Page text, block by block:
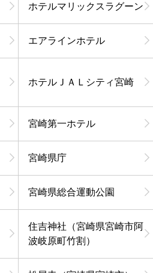
ホテルマリックスラグーン
エアラインホテル
ホテルＪＡＬシティ宮崎
宮崎第一ホテル
宮崎県庁
宮崎県総合運動公園
住吉神社（宮崎県宮崎市阿
波岐原町竹割）